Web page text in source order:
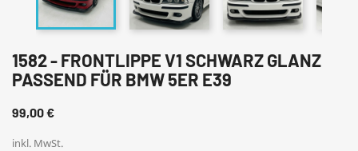
1582 - FRONTLIPPE V1 SCHWARZ GLANZ
PASSEND FÜR BMW 5ER E39
99,00 €
inkl. MwSt.